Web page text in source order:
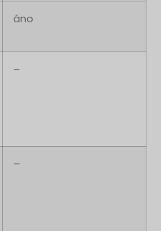
áno
–
–